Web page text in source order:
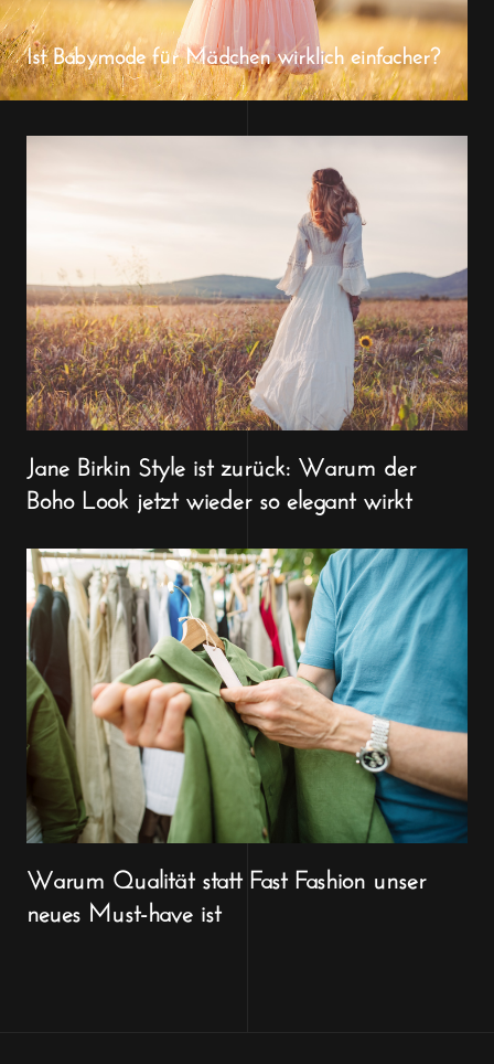
Ist Babymode für Mädchen wirklich einfacher?
Jane Birkin Style ist zurück: Warum der
Boho Look jetzt wieder so elegant wirkt
Warum Qualität statt Fast Fashion unser
neues Must-have ist